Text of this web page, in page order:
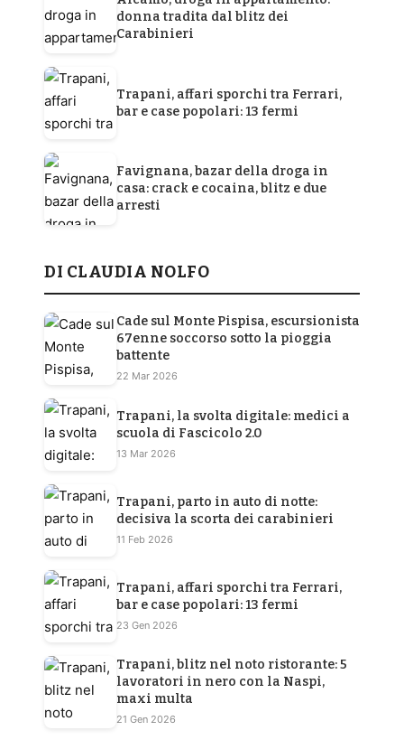
donna tradita dal blitz dei
Carabinieri
Trapani, affari sporchi tra Ferrari,
bar e case popolari: 13 fermi
Favignana, bazar della droga in
casa: crack e cocaina, blitz e due
arresti
DI CLAUDIA NOLFO
Cade sul Monte Pispisa, escursionista
67enne soccorso sotto la pioggia
battente
22 Mar 2026
Trapani, la svolta digitale: medici a
scuola di Fascicolo 2.0
13 Mar 2026
Trapani, parto in auto di notte:
decisiva la scorta dei carabinieri
11 Feb 2026
Trapani, affari sporchi tra Ferrari,
bar e case popolari: 13 fermi
23 Gen 2026
Trapani, blitz nel noto ristorante: 5
lavoratori in nero con la Naspi,
maxi multa
21 Gen 2026